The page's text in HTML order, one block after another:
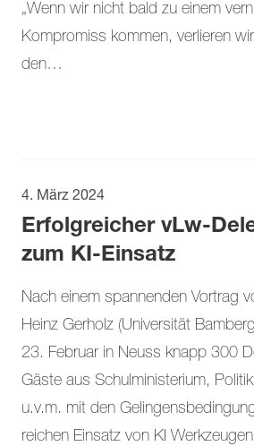
„Wenn wir nicht bald zu einem
Kompromiss kommen, verlieren
den…
4. März 2024
Erfolgreicher vLw-
zum KI-Einsatz
Nach einem spannenden Vortrag
Heinz Gerholz (Universität
23. Februar in Neuss knapp 300
Gäste aus Schulministerium,
u.v.m. mit den
reichen Ein­satz von KI